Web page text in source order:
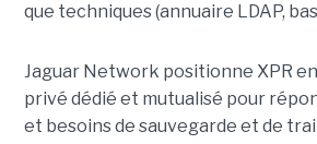
que techniques (annuaire LDAP,
Jaguar Network positionne XPR
privé dédié et mutualisé pour
et besoins de sauvegarde et de